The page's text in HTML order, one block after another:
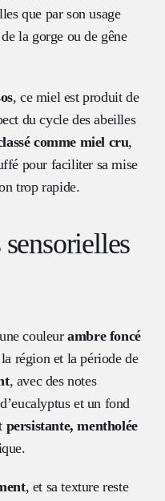
que par son usage
la gorge ou de gêne
, ce miel est produit de
du cycle des abeilles
comme miel cru,
pour faciliter sa mise
trop rapide.
couleurambre foncé
région et la période de
, avec des notes
et un fond
persistante, mentholée
, et sa texture reste